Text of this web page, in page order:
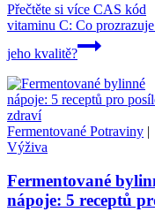
Přečtěte si více CAS kód
vitaminu C: Co
jeho kvalitě?
Fermentované Potraviny |
Výživa
Fermentované
nápoje: 5 receptů